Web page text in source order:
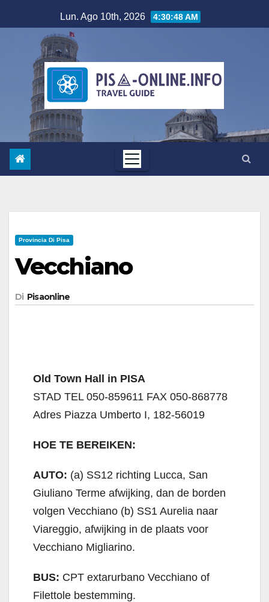
al
contenuto
Lun. Ago 10th, 2026 4:30:49 AM
Provincia Di Pisa
Vecchiano
Di Pisaonline
Old Town Hall in PISA
STAD TEL 050-859611 FAX 050-868778
Adres Piazza Umberto I, 182-56019
HOE TE BEREIKEN:
AUTO: (a) SS12 richting Lucca, San
Giuliano Terme afwijking, dan de borden
volgen Vecchiano (b) SS1 Aurelia naar
Viareggio, afwijking in de plaats voor
Vecchiano Migliarino.
BUS: CPT extarurbano Vecchiano of
Filettole bestemming.